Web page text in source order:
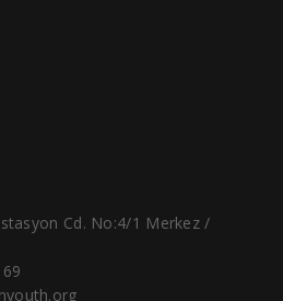
Cd. No:4/1 Merkez /